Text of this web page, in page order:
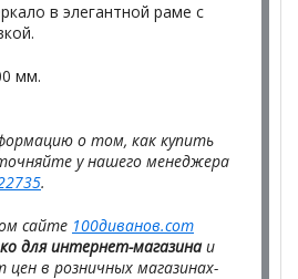
в элегантной раме с
мм.
о том, как купить
у нашего менеджера
.
сайте 100диванов.com
для интернет-магазинаи
в розничных магазинах-